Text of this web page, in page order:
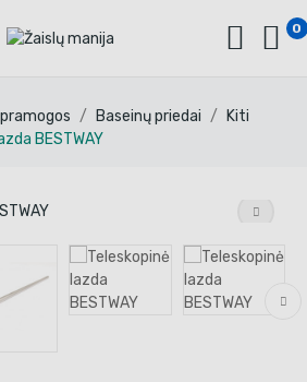
0
Baseinų priedai
Kiti
BESTWAY